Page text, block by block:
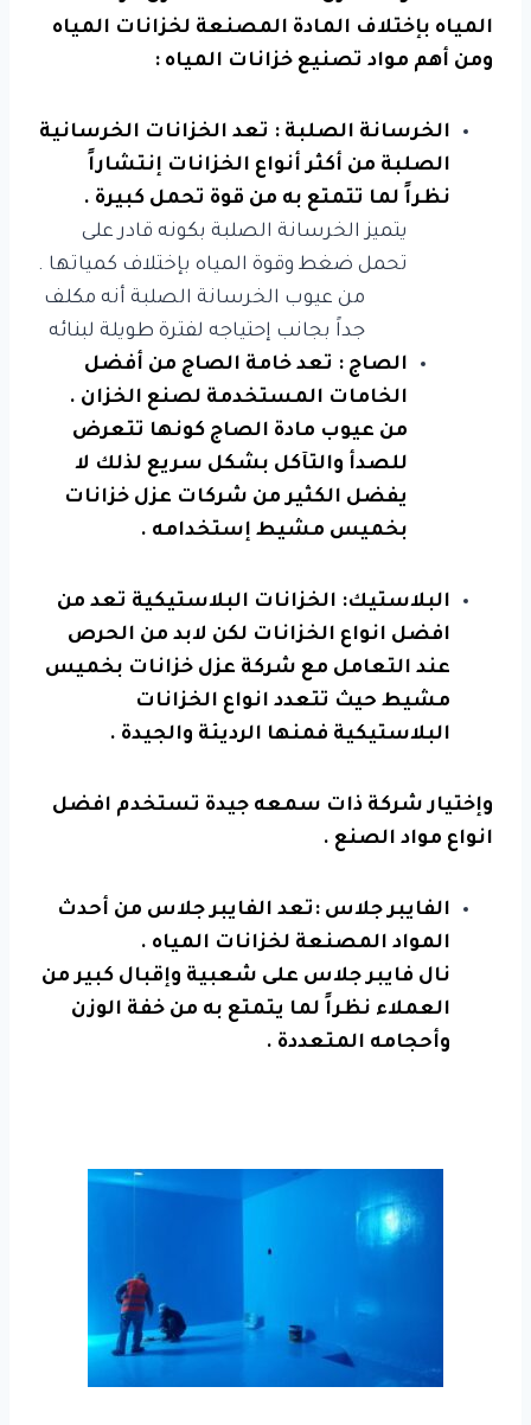
المياه بإختلاف المادة المصنعة لخزانات المياه
ومن أهم مواد تصنيع خزانات المياه :
الخرسانة الصلبة : تعد الخزانات الخرسانية
الصلبة من أكثر أنواع الخزانات إنتشاراً
نظراً لما تتمتع به من قوة تحمل كبيرة .
يتميز الخرسانة الصلبة بكونه قادر على
تحمل ضغط وقوة المياه بإختلاف كمياتها .
من عيوب الخرسانة الصلبة أنه مكلف
جداً بجانب إحتياجه لفترة طويلة لبنائه
الصاج : تعد خامة الصاج من أفضل
الخامات المستخدمة لصنع الخزان .
من عيوب مادة الصاج كونها تتعرض
للصدأ والتآكل بشكل سريع لذلك لا
يفضل الكثير من شركات عزل خزانات
بخميس مشيط إستخدامه .
البلاستيك: الخزانات البلاستيكية تعد من
افضل انواع الخزانات لكن لابد من الحرص
عند التعامل مع شركة عزل خزانات بخميس
مشيط حيث تتعدد انواع الخزانات
البلاستيكية فمنها الرديئة والجيدة .
وإختيار شركة ذات سمعه جيدة تستخدم افضل
انواع مواد الصنع .
الفايبر جلاس :تعد الفايبر جلاس من أحدث
المواد المصنعة لخزانات المياه .
نال فايبر جلاس على شعبية وإقبال كبير من
العملاء نظراً لما يتمتع به من خفة الوزن
وأحجامه المتعددة .